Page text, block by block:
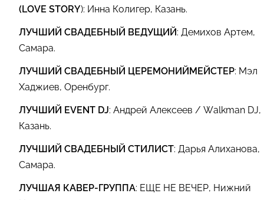
(LOVE STORY): Инна Колигер, Казань.
ЛУЧШИЙ СВАДЕБНЫЙ ВЕДУЩИЙ : Демихов Артем,
Самара.
ЛУЧШИЙ СВАДЕБНЫЙ ЦЕРЕМОНИЙМЕЙСТЕР: Мэл
Хаджиев, Оренбург.
ЛУЧШИЙ EVENT DJ: Андрей Алексеев / Walkman DJ,
Казань.
ЛУЧШИЙ СВАДЕБНЫЙ СТИЛИСТ: Дарья Алиханова,
Самара.
ЛУЧШАЯ КАВЕР-ГРУППА: ЕЩЕ НЕ ВЕЧЕР, Нижний